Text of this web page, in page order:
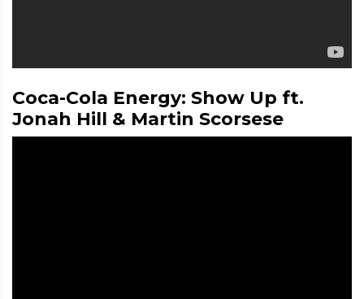
Coca-Cola Energy: Show Up ft.
Jonah Hill & Martin Scorsese